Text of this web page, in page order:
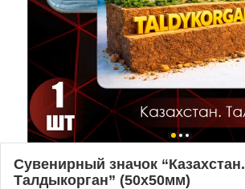
Сувенирный значок “Казахстан.
Талдыкорган” (50x50мм)